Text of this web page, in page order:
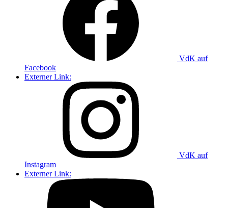
VdK auf
Facebook
Externer Link:
VdK auf
Instagram
Externer Link: